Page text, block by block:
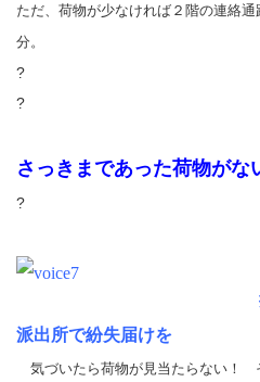
ただ、荷物が少なければ２階の連絡
分。
?
?
さっきまであった荷物が
?
派出所で紛失届けを
気づいたら荷物が見当たらない！